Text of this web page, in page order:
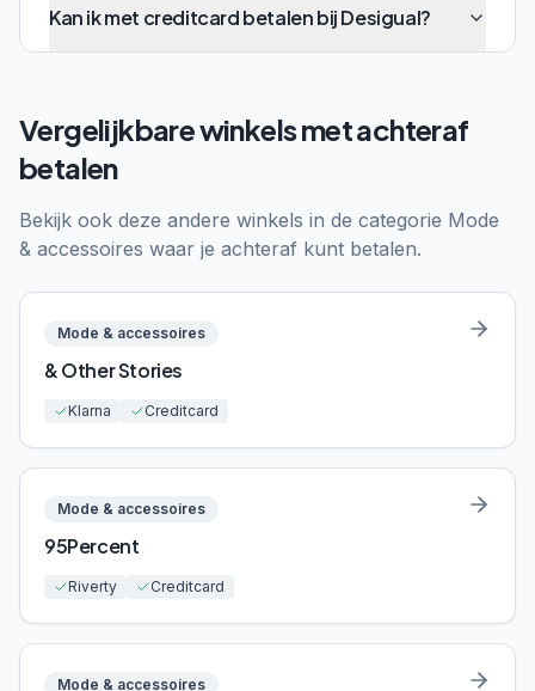
Kan ik met creditcard betalen bij Desigual?
Vergelijkbare winkels met achteraf
betalen
Bekijk ook deze andere winkels in de categorie Mode
& accessoires waar je achteraf kunt betalen.
Mode & accessoires
& Other Stories
Klarna Creditcard
Mode & accessoires
95Percent
Riverty Creditcard
Mode & accessoires